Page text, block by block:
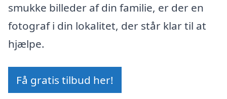
smukke billeder af din familie, er der en
fotograf i din lokalitet, der står klar til at
hjælpe.
Få gratis tilbud her!